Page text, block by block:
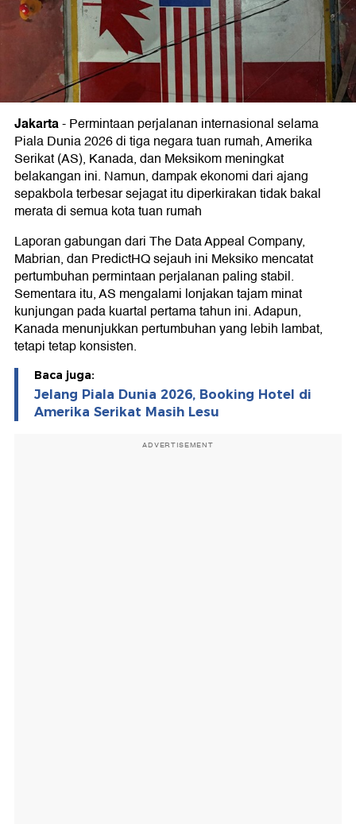
Jakarta-Permintaan perjalanan internasional selama
Piala Dunia 2026 di tiga negara tuan rumah, Amerika
Serikat (AS), Kanada, dan Meksikom meningkat
belakangan ini. Namun, dampak ekonomi dari ajang
sepakbola terbesar sejagat itu diperkirakan tidak bakal
merata di semua kota tuan rumah
Laporan gabungan dari The Data Appeal Company,
Mabrian, dan PredictHQ sejauh ini Meksiko mencatat
pertumbuhan permintaan perjalanan paling stabil.
Sementara itu, AS mengalami lonjakan tajam minat
kunjungan pada kuartal pertama tahun ini. Adapun,
Kanada menunjukkan pertumbuhan yang lebih lambat,
tetapi tetap konsisten.
Baca juga:
Jelang Piala Dunia 2026, Booking Hotel di
Amerika Serikat Masih Lesu
ADVERTISEMENT